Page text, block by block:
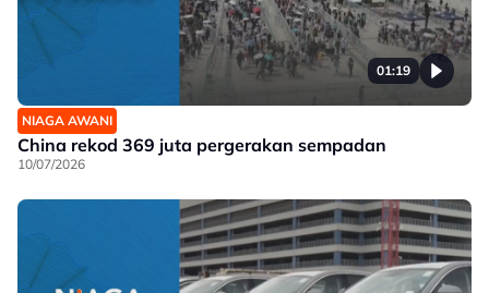
01:19
NIAGA AWANI
China rekod 369 juta pergerakan sempadan
10/07/2026